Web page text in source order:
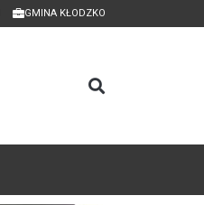
GMINA KŁODZKO